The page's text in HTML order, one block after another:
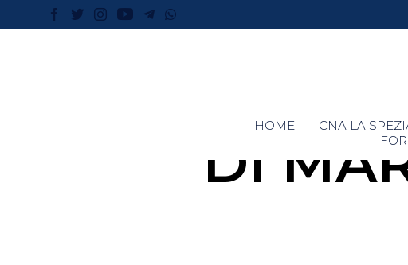
HOME CNA LA
DI